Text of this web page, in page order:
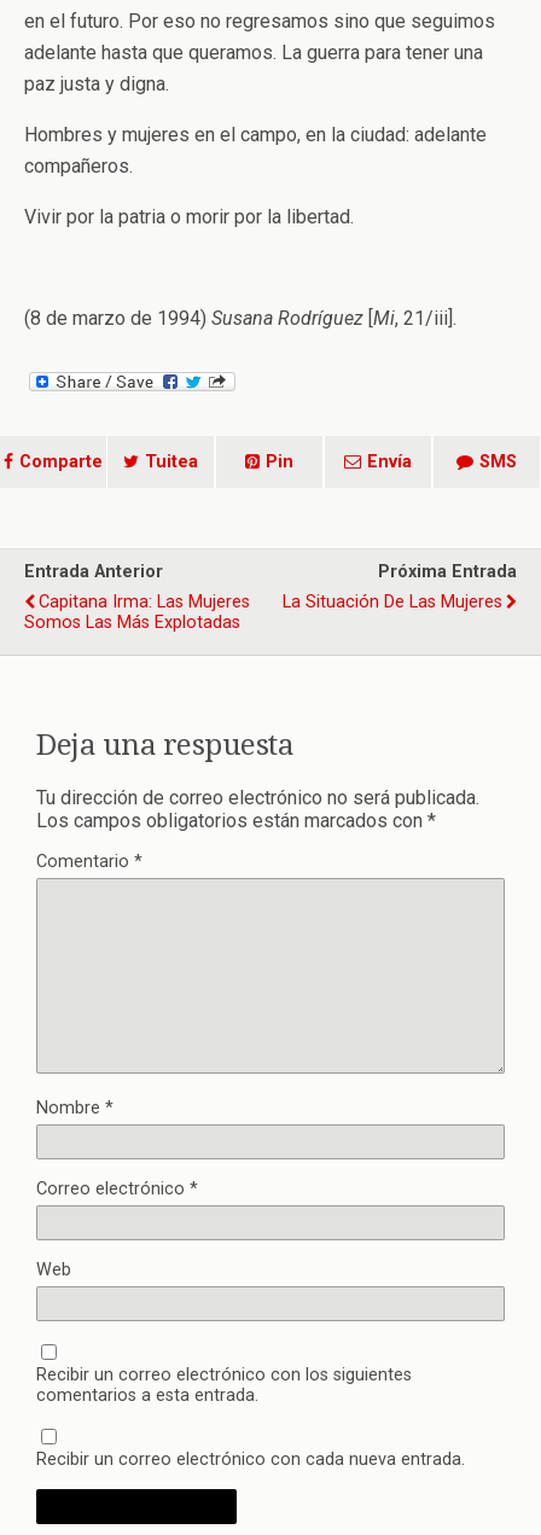
en el futuro. Por eso no regresamos sino que seguimos
adelante hasta que queramos. La guerra para tener una
paz justa y digna.
Hombres y mujeres en el campo, en la ciudad: adelante
compañeros.
Vivir por la patria o morir por la libertad.
(8 de marzo de 1994) Susana Rodríguez [Mi, 21/iii].
Comparte Tuitea Pin Envía SMS
Entrada Anterior
Capitana Irma: Las Mujeres
Somos Las Más Explotadas
Próxima Entrada
La Situación De Las Mujeres
Deja una respuesta
Tu dirección de correo electrónico no será publicada.
Los campos obligatorios están marcados con *
Comentario *
Nombre *
Correo electrónico *
Web
Recibir un correo electrónico con los siguientes
comentarios a esta entrada.
Recibir un correo electrónico con cada nueva entrada.